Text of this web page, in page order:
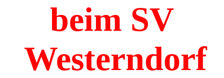
beim SV
Westerndorf